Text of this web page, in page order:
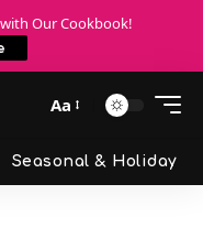
Our Cookbook!
Aa
Seasonal & Holiday